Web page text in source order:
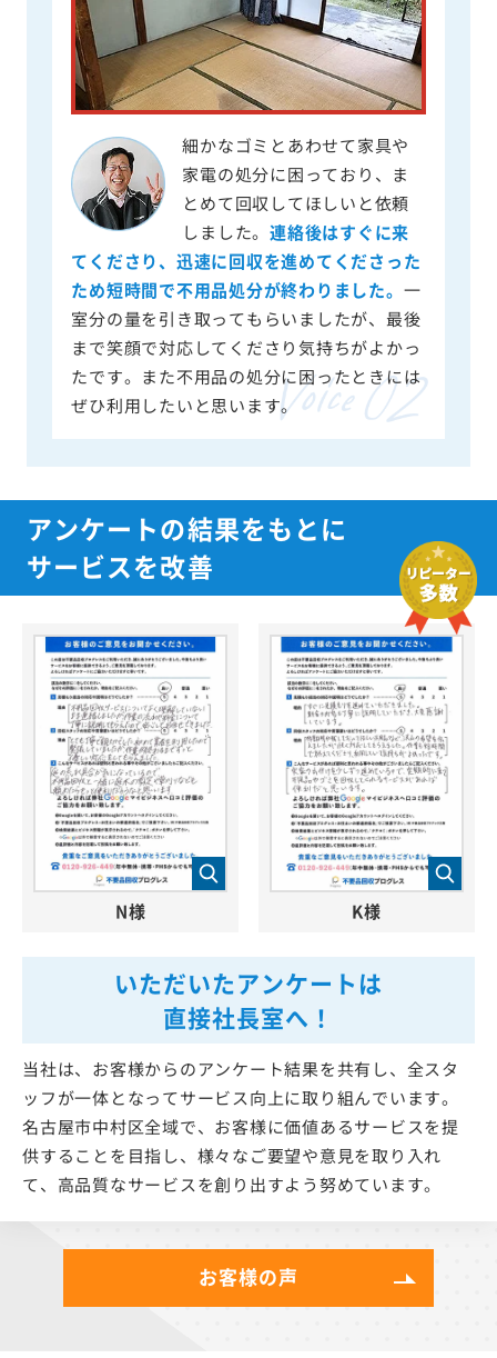
細かなゴミとあわせて家具や
家電の処分に困っており、ま
とめて回収してほしいと依頼
しました。連絡後はすぐに来
てくださり、迅速に回収を進めてくださった
ため短時間で不用品処分が終わりました。 一
室分の量を引き取ってもらいましたが、最後
まで笑顔で対応してくださり気持ちがよかっ
たです。また不用品の処分に困ったときには
ぜひ利用したいと思います。
アンケートの結果をもとに
サービスを改善
いただいたアンケートは
直接社長室へ！
当社は、お客様からのアンケート結果を共有し、全スタ
ッフが一体となってサービス向上に取り組んでいます。
名古屋市中村区全域で、お客様に価値あるサービスを提
供することを目指し、様々なご要望や意見を取り入れ
て、高品質なサービスを創り出すよう努めています。
N様 K様
お客様の声